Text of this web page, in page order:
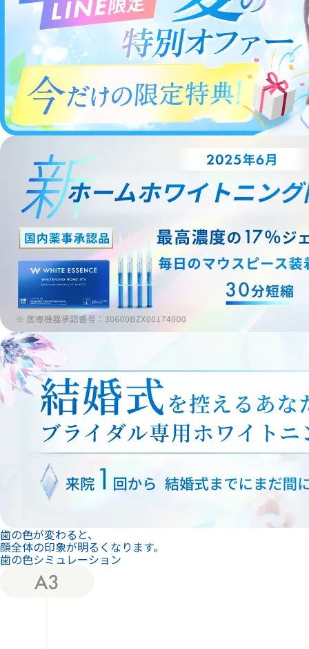
歯の色が変わると、
顔全体の印象が明るくなります。
歯の色シミュレーション